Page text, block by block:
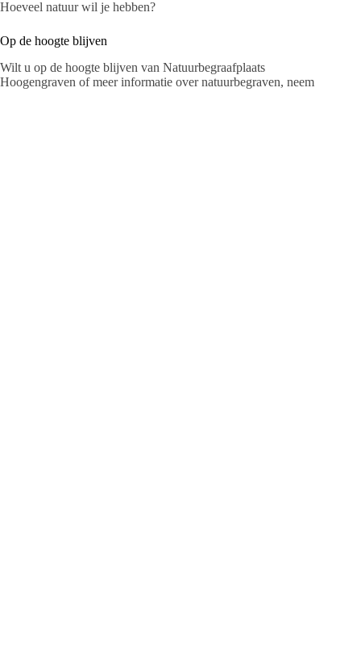
Hoeveel natuur wil je hebben?
Op de hoogte blijven
Wilt u op de hoogte blijven van Natuurbegraafplaats
Hoogengraven of meer informatie over natuurbegraven, neem